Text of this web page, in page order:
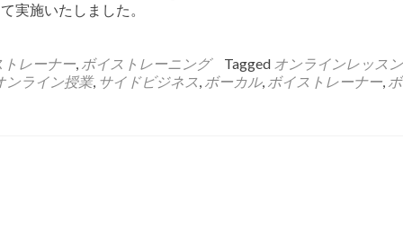
実施いたしました。
トレーナー, ボイストレーニング Tagged オンラインレッスン
ンライン授業, サイドビジネス, ボーカル, ボイストレーナー,